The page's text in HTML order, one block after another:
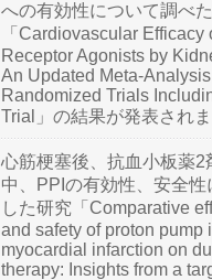
への有効性について調べ
「Cardiovascular Efficacy
Receptor Agonists by
An Updated Meta-
Randomized Trials
Trial」の結果が発表されま
心筋梗塞後、抗血小板薬2
中、PPIの有効性、安全性
した研究「Comparative
and safety of proton pump
myocardial infarction on
therapy: Insights from a